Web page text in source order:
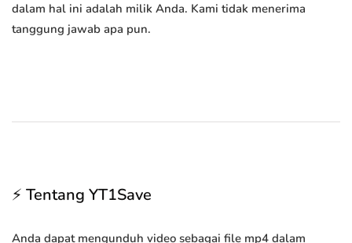
dalam hal ini adalah milik Anda. Kami tidak menerima
tanggung jawab apa pun.
⚡ Tentang YT1Save
Anda dapat mengunduh video sebagai file mp4 dalam